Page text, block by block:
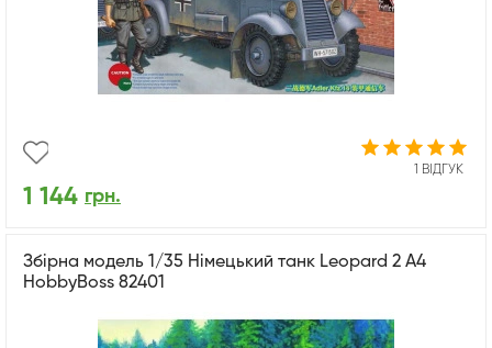
1 ВІДГУК
1 144 грн.
Збірна модель 1/35 Німецький танк Leopard 2 А4
HobbyBoss 82401